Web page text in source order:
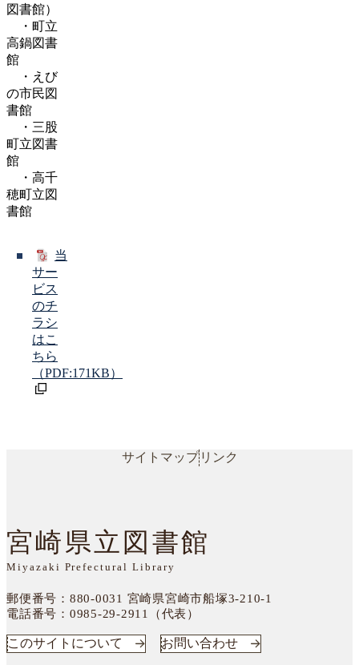
図書館）
・町立
高鍋図書
館
・えび
の市民図
書館
・三股
町立図書
館
・高千
穂町立図
書館
当
サー
ビス
のチ
ラシ
はこ
ちら
（PDF:171KB）
サイトマップリンク
宮崎県立図書館
Miyazaki Prefectural Library
郵便番号：880-0031 宮崎県宮崎市船塚3-210-1
電話番号： 0985-29-2911（代表）
このサイトについて お問い合わせ